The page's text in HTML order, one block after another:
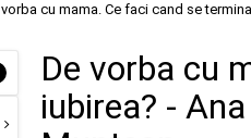
cu mama. Ce faci cand se
De vorba cu
iubirea? -